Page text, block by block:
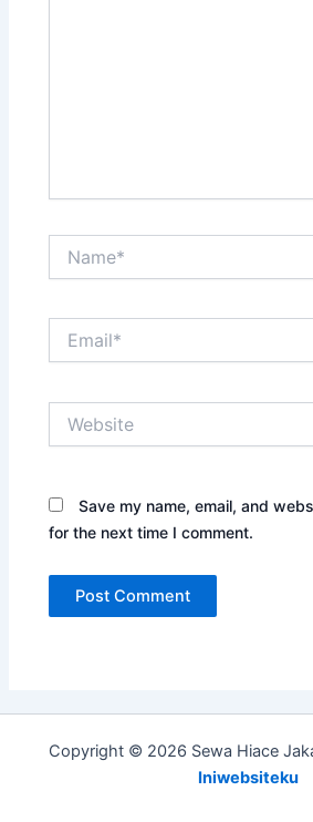
Save my name, email, and
for the next time I comment.
Copyright © 2026 Sewa Hiace
Iniwebsiteku